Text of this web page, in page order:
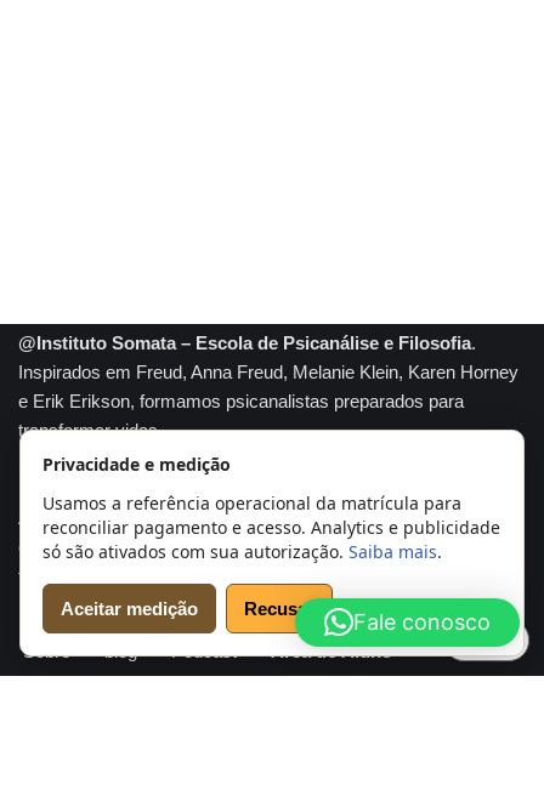
@Instituto Somata – Escola de Psicanálise e Filosofia.
Inspirados em Freud, Anna Freud, Melanie Klein, Karen Horney
e Erik Erikson, formamos psicanalistas preparados para
transformar vidas.
Somata marca registrada
A tradição e conhecimento se unem para formar profissionais
capazes de compreender profundamente a mente humana e
transformar realidades. Psicanálise com propósito.
Início Cursos Agendar Análise
Psicanalistas
Sobre
blog Podcast Área do Aluno
Fale conosco
Privacidade e medição
Usamos a referência operacional da matrícula para
reconciliar pagamento e acesso. Analytics e publicidade
só são ativados com sua autorização. Saiba mais.
Aceitar medição Recusar
Cookies